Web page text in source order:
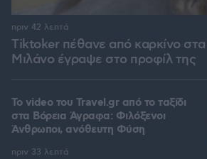
Tiktoker πέθανε από καρκίνο
Μιλάνο έγραψε στο προφίλ της
πριν 42 λεπτά
To video του Travel.gr από το ταξίδι
στα Βόρεια Άγραφα: Φιλόξενοι
Άνθρωποι, ανόθευτη Φύση
πριν 33 λεπτά